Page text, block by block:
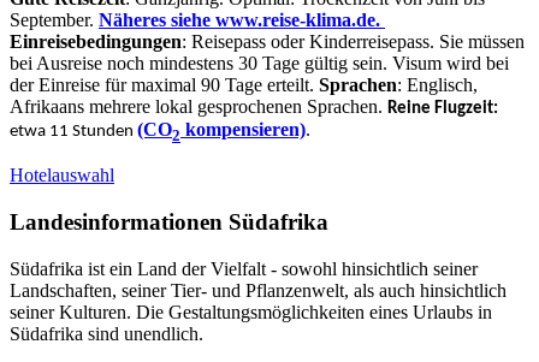
September. Näheres siehe www.reise-klima.de.
Einreisebedingungen: Reisepass oder Kinderreisepass. Sie müssen
bei Ausreise noch mindestens 30 Tage gültig sein. Visum wird bei
der Einreise für maximal 90 Tage erteilt. Sprachen: Englisch,
Afrikaans mehrere lokal gesprochenen Sprachen. Reine Flugzeit:
etwa 11 Stunden (CO2 kompensieren).
Hotelauswahl
Landesinformationen Südafrika
Südafrika ist ein Land der Vielfalt - sowohl hinsichtlich seiner
Landschaften, seiner Tier- und Pflanzenwelt, als auch hinsichtlich
seiner Kulturen. Die Gestaltungsmöglichkeiten eines Urlaubs in
Südafrika sind unendlich.